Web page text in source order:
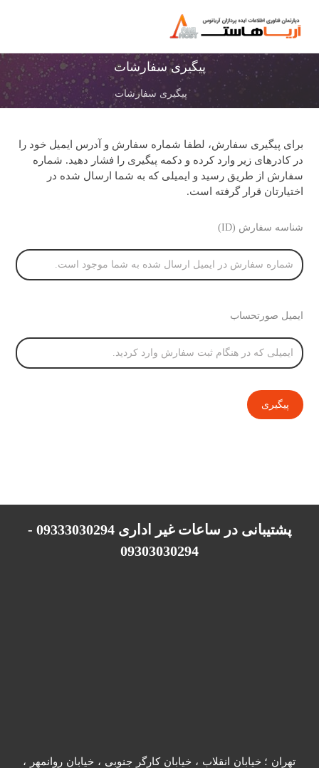
پیگیری سفارشات
پیگیری سفارشات
برای پیگیری سفارش، لطفا شماره سفارش و آدرس ایمیل خود را
در کادرهای زیر وارد کرده و دکمه پیگیری را فشار دهید. شماره
سفارش از طریق رسید و ایمیلی که به شما ارسال شده در
اختیارتان قرار گرفته است.
شناسه سفارش (ID)
ایمیل صورتحساب
پیگیری
پشتیبانی در ساعات غیر اداری 09333030294 -
09303030294
تهران ؛ خیابان انقلاب ، خیابان کارگر جنوبی ، خیابان روانمهر ،